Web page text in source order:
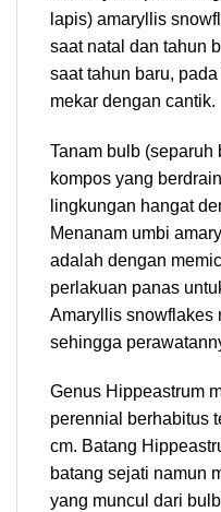
lapis) amaryllis
saat natal dan tahun
saat tahun baru,
mekar dengan cantik.
Tanam bulb (separuh
kompos yang
lingkungan hangat
Menanam umbi
adalah dengan
perlakuan panas
Amaryllis snowflakes
sehingga
Genus Hippeastrum
perennial berhabitus
cm. Batang
batang sejati namun
yang muncul dari